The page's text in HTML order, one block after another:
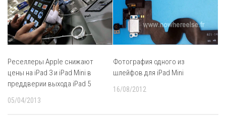
Реселлеры Apple снижают
цены на iPad 3 и iPad Mini в
преддверии выхода iPad 5
05/04/2013
Фотография одного из
шлейфов для iPad Mini
16/08/2012